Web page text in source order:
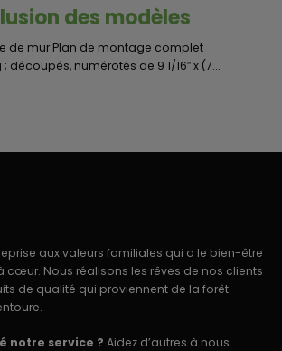
des modèles
de mur Plan de montage complet
découpés, numérotés de 9 1/16″ x (7...
aux valeurs familiales qui a le bien-être
cœur. Nous réalisons les rêves de nos clients
de qualité qui proviennent de la forêt
notre service ? Aidez d’autres à nous